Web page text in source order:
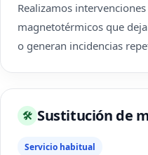
Realizamos
magnetotérmicos que
o generan incidencias
🛠 Sustitución de
Servicio habitual